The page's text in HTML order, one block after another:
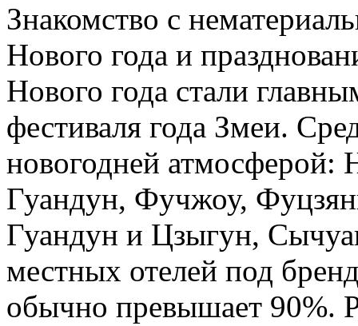
Знакомство с
Нового года и
Нового года стали
фестиваля года Змеи.
новогодней атмосферой:
Гуандун, Фучжоу,
Гуандун и Цзыгун,
местных отелей под
обычно превышает 90%.